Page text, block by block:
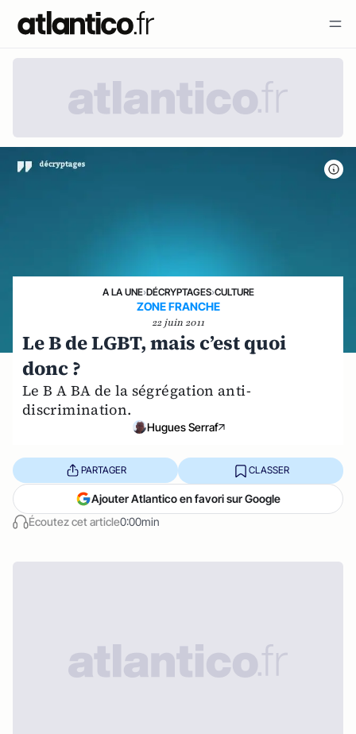
A LA UNE›DÉCRYPTAGES›CULTURE
ZONE FRANCHE
22 juin 2011
Le B de LGBT, mais c’est quoi
donc ?
Le B A BA de la ségrégation anti-
discrimination.
Hugues Serraf
Écoutez cet article0:00min
PARTAGER CLASSER
Ajouter Atlantico en favori sur Google